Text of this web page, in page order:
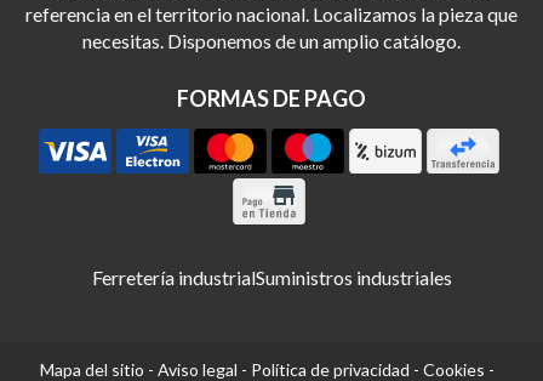
referencia en el territorio nacional. Localizamos la pieza que
necesitas. Disponemos de un amplio catálogo.
FORMAS DE PAGO
Ferretería industrialSuministros industriales
Mapa del sitio - Aviso legal - Política de privacidad - Cookies -